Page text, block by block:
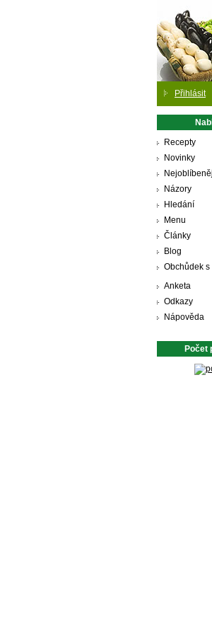
Přihlásit
Recepty
Novinky
Názory
Hledání
Menu
Články
Blog
Obchůdek s
Anketa
Odkazy
Nápověda
Počet